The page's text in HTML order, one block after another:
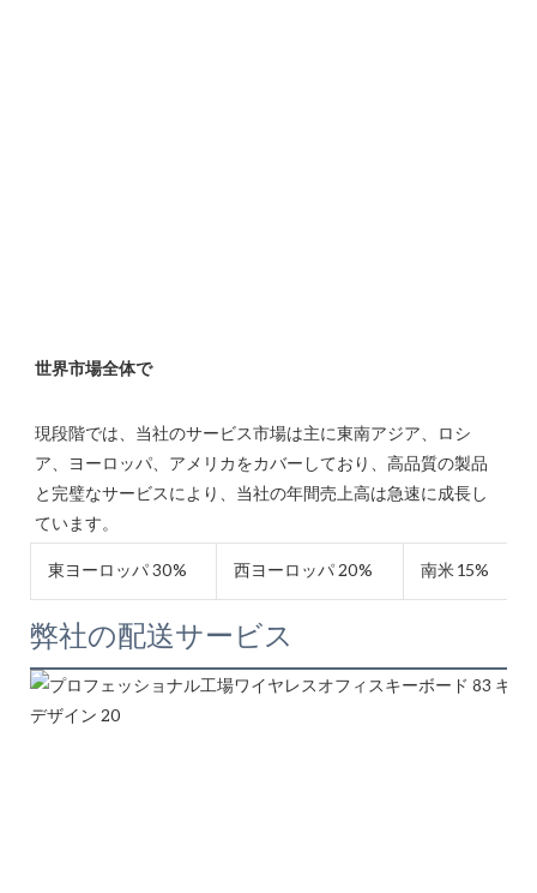
現段階では、当社のサービス市場は主に東南アジア、ロシ
ア、ヨーロッパ、アメリカをカバーしており、高品質の製品
と完璧なサービスにより、当社の年間売上高は急速に成長し
東ヨーロッパ 30% 西ヨーロッパ 20% 南米 15%
弊社の配送サービス